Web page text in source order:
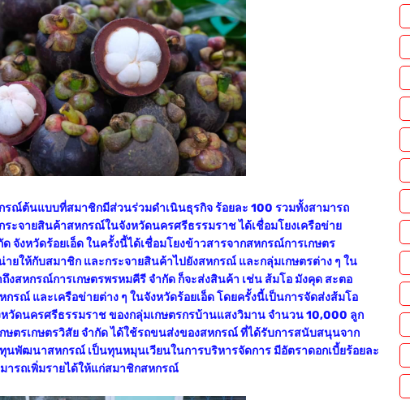
รณ์ต้นแบบที่สมาชิกมีส่วนร่วมดำเนินธุรกิจ ร้อยละ 100 รวมทั้งสามารถ
ระจายสินค้าสหกรณ์ในจังหวัดนครศรีธรรมราช ได้เชื่อมโยงเครือข่าย
จังหวัดร้อยเอ็ด ในครั้งนี้ได้เชื่อมโยงข้าวสารจากสหกรณ์การเกษตร
ยให้กับสมาชิก และกระจายสินค้าไปยังสหกรณ์ และกลุ่มเกษตรต่าง ๆ ใน
งสหกรณ์การเกษตรพรหมคีรี จำกัด ก็จะส่งสินค้า เช่น ส้มโอ มังคุด สะตอ
รณ์ และเครือข่ายต่าง ๆ ในจังหวัดร้อยเอ็ด โดยครั้งนี้เป็นการจัดส่งส้มโอ
วัดนครศรีธรรมราช ของกลุ่มเกษตรกรบ้านแสงวิมาน จำนวน 10,000 ลูก
ษตรเกษตรวิสัย จำกัด ได้ใช้รถขนส่งของสหกรณ์ ที่ได้รับการสนับสนุนจาก
นพัฒนาสหกรณ์ เป็นทุนหมุนเวียนในการบริหารจัดการ มีอัตราดอกเบี้ยร้อยละ
รถเพิ่มรายได้ให้แก่สมาชิกสหกรณ์